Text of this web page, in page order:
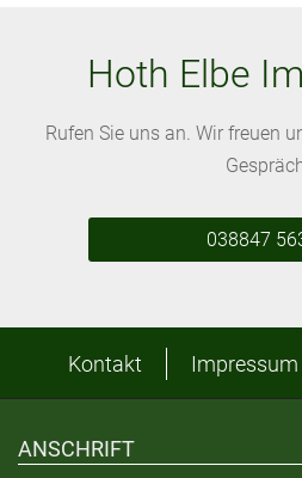
Hoth Elbe
Rufen Sie uns an. Wir freuen
038847
Kontakt Impressum
ANSCHRIFT